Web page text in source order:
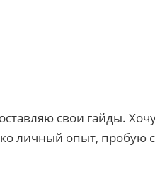
свои гайды.
личный опыт, пробую